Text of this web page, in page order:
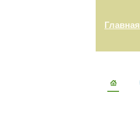
Главная